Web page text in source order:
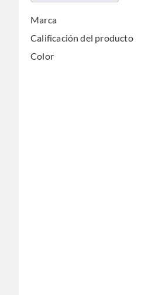
Marca
Calificación del producto
Color